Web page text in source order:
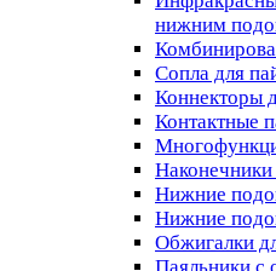
нижним
Сопла для
Коннекторы
Контактные
Наконечники
Нижние
Нижние
Обжигалки
Паяльники с